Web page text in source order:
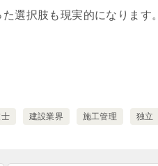
た選択肢も現実的になります。
建設業界 施工管理 独立